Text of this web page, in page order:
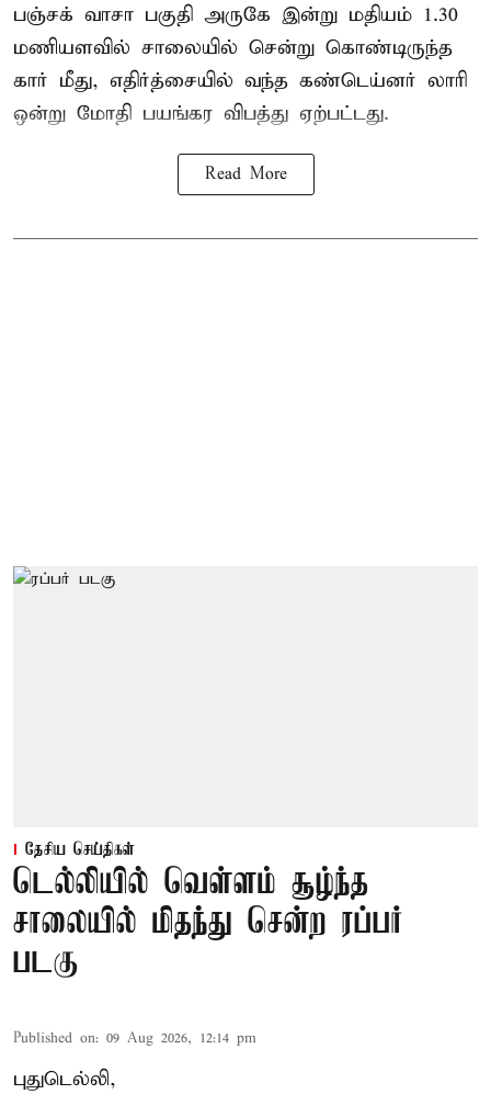
பஞ்சக் வாசா பகுதி அருகே இன்று மதியம் 1.30
மணியளவில் சாலையில் சென்று கொண்டிருந்த
கார் மீது, எதிர்த்சையில் வந்த கண்டெய்னர் லாரி
ஒன்று மோதி பயங்கர விபத்து ஏற்பட்டது.
Read More
தேசிய செய்திகள்
டெல்லியில் வெள்ளம் சூழ்ந்த
சாலையில் மிதந்து சென்ற ரப்பர்
படகு
Published on: 09 Aug 2026, 12:14 pm
புதுடெல்லி,